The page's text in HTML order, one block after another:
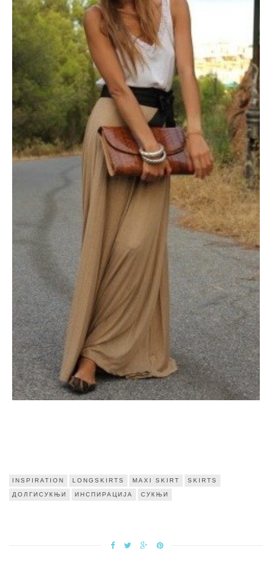
INSPIRATION LONGSKIRTS MAXI SKIRT SKIRTS
ДОЛГИСУКЊИ ИНСПИРАЦИЈА СУКЊИ